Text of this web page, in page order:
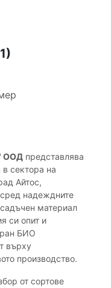
ООД представлява
сектора на
Айтос,
надеждните
материал
си опит и
БИО
върху
производство.
от сортове